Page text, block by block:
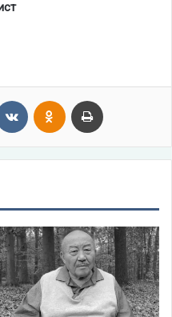
VKontakteOdnoklassniki